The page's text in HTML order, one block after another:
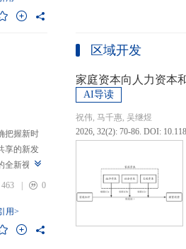
要求和重
协作治
辖市）
的路径
主体和民
理是省域
省域治理
区创建、
开放协作
产业链整
把握新时
享的新发
全新视
心理念和
以新发
口优
463 | 0
用>
区域开发
家庭资本向人力资本
AI导读
祝伟, 马千惠, 吴继煜
2026, 32(2): 70-86. DOI: